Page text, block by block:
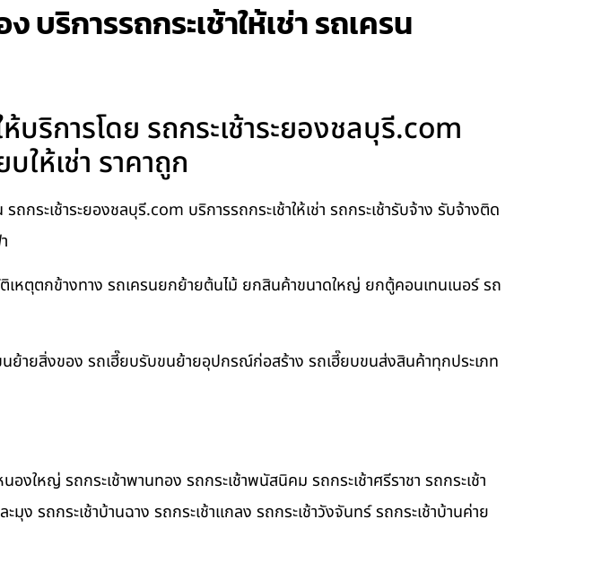
บริการรถกระเช้าให้เช่า รถเครน
บริการโดย รถกระเช้าระยองชลบุรี.com
ให้เช่า ราคาถูก
ระเช้าระยองชลบุรี.com บริการรถกระเช้าให้เช่า รถกระเช้ารับจ้าง รับจ้างติด
เหตุตกข้างทาง รถเครนยกย้ายต้นไม้ ยกสินค้าขนาดใหญ่ ยกตู้คอนเทนเนอร์ รถ
ย้ายสิ่งของ รถเฮี๊ยบรับขนย้ายอุปกรณ์ก่อสร้าง รถเฮี๊ยบขนส่งสินค้าทุกประเภท
องใหญ่ รถกระเช้าพานทอง รถกระเช้าพนัสนิคม รถกระเช้าศรีราชา รถกระเช้า
มุง รถกระเช้าบ้านฉาง รถกระเช้าแกลง รถกระเช้าวังจันทร์ รถกระเช้าบ้านค่าย